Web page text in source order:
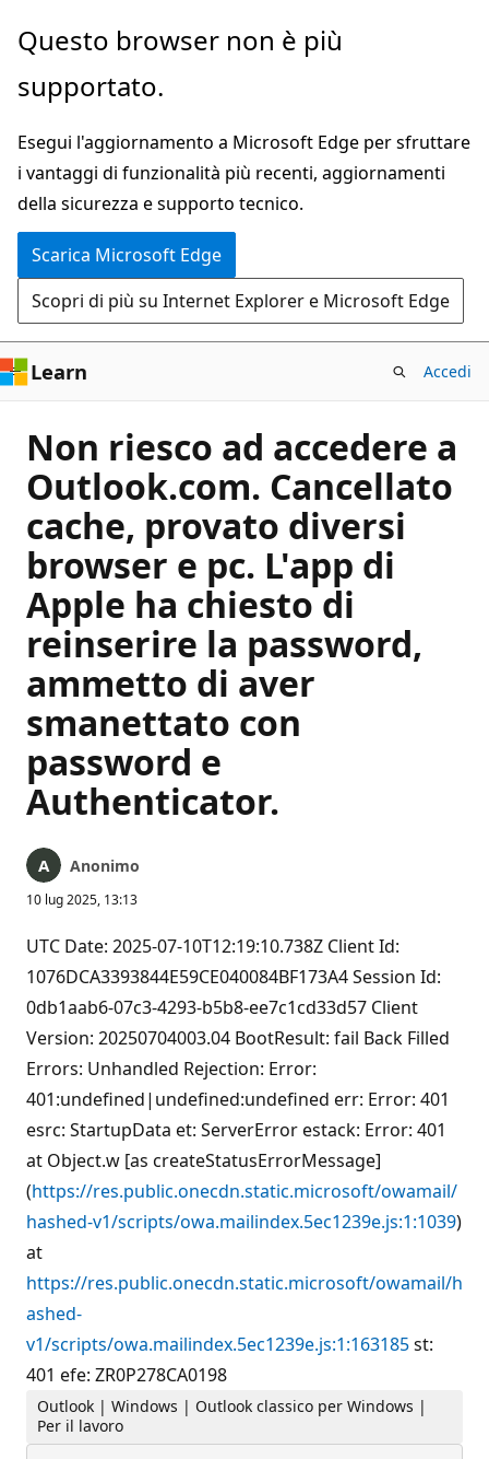
Ignora
passa
contenuto
principale
Questo browser non è più
supportato.
Esegui l'aggiornamento a Microsoft Edge per sfruttare
i vantaggi di funzionalità più recenti, aggiornamenti
della sicurezza e supporto tecnico.
Scarica Microsoft Edge
Scopri di più su Internet Explorer e Microsoft Edge
Learn Accedi
Non riesco ad accedere a
Outlook.com. Cancellato
cache, provato diversi
browser e pc. L'app di
Apple ha chiesto di
reinserire la password,
ammetto di aver
smanettato con
password e
Authenticator.
Anonimo
10 lug 2025, 13:13
UTC Date: 2025-07-10T12:19:10.738Z Client Id:
1076DCA3393844E59CE040084BF173A4 Session Id:
0db1aab6-07c3-4293-b5b8-ee7c1cd33d57 Client
Version: 20250704003.04 BootResult: fail Back Filled
Errors: Unhandled Rejection: Error:
401:undefined|undefined:undefined err: Error: 401
esrc: StartupData et: ServerError estack: Error: 401
at Object.w [as createStatusErrorMessage]
(https://res.public.onecdn.static.microsoft/owamail/
hashed-v1/scripts/owa.mailindex.5ec1239e.js:1:1039)
at
https://res.public.onecdn.static.microsoft/owamail/h
ashed-
v1/scripts/owa.mailindex.5ec1239e.js:1:163185st:
401 efe: ZR0P278CA0198
Outlook | Windows | Outlook classico per Windows |
Per il lavoro